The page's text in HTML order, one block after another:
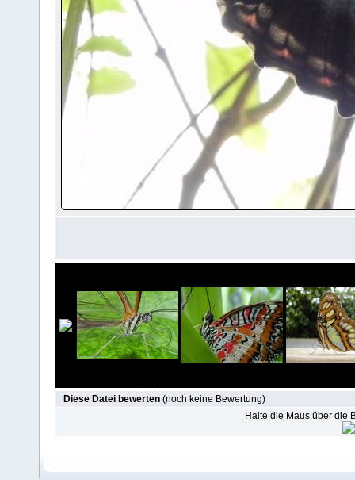
Diese Datei bewerten (noch keine Bewertung)
Halte die Maus über die